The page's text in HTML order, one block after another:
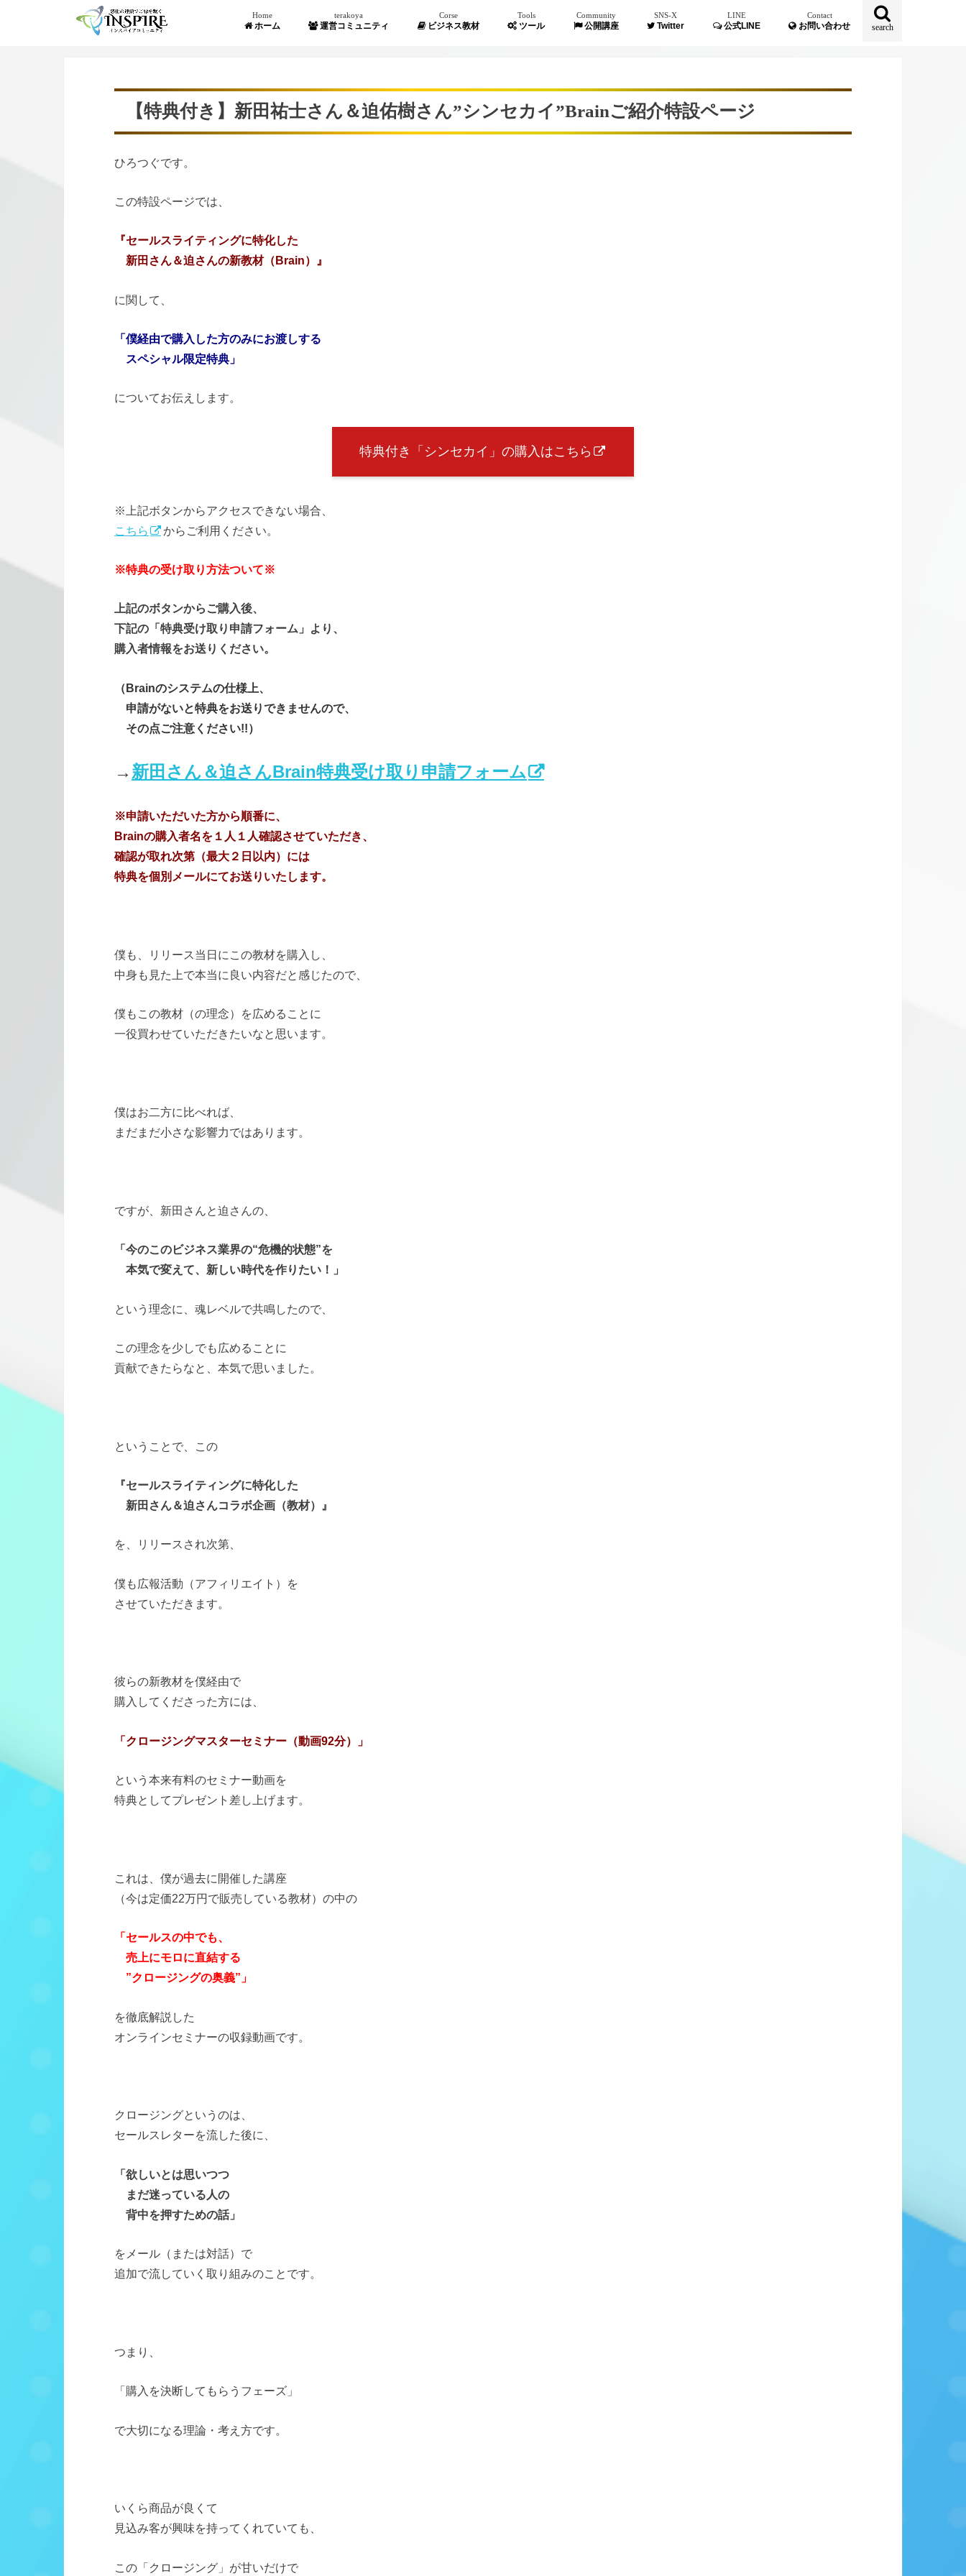
search
Home
ホーム
terakoya
運営コミュニティ
Corse
ビジネス教材
Tools
ツール
Community
公開講座
SNS-X
Twitter
LINE
公式LINE
Contact
お問い合わせ
【特典付き】新田祐士さん＆迫佑樹さん”シンセカイ”Brainご紹介特設ページ
ひろつぐです。
この特設ページでは、
『セールスライティングに特化した
新田さん＆迫さんの新教材（Brain）』
に関して、
「僕経由で購入した方のみにお渡しする
スペシャル限定特典」
についてお伝えします。
特典付き「シンセカイ」の購入はこちら
※上記ボタンからアクセスできない場合、
こちら
からご利用ください。
※特典の受け取り方法ついて※
上記のボタンからご購入後、
下記の「特典受け取り申請フォーム」より、
購入者情報をお送りください。
（Brainのシステムの仕様上、
申請がないと特典をお送りできませんので、
その点ご注意ください!!）
→ 新田さん＆迫さんBrain特典受け取り申請フォーム
※申請いただいた方から順番に、
Brainの購入者名を１人１人確認させていただき、
確認が取れ次第（最大２日以内）には
特典を個別メールにてお送りいたします。
僕も、リリース当日にこの教材を購入し、
中身も見た上で本当に良い内容だと感じたので、
僕もこの教材（の理念）を広めることに
一役買わせていただきたいなと思います。
僕はお二方に比べれば、
まだまだ小さな影響力ではあります。
ですが、新田さんと迫さんの、
「今のこのビジネス業界の“危機的状態”を
本気で変えて、新しい時代を作りたい！」
という理念に、魂レベルで共鳴したので、
この理念を少しでも広めることに
貢献できたらなと、本気で思いました。
ということで、この
『セールスライティングに特化した
新田さん＆迫さんコラボ企画（教材）』
を、リリースされ次第、
僕も広報活動（アフィリエイト）を
させていただきます。
彼らの新教材を僕経由で
購入してくださった方には、
「クロージングマスターセミナー（動画92分）」
という本来有料のセミナー動画を
特典としてプレゼント差し上げます。
これは、僕が過去に開催した講座
（今は定価22万円で販売している教材）の中の
「セールスの中でも、
売上にモロに直結する
”クロージングの奥義”」
を徹底解説した
オンラインセミナーの収録動画です。
クロージングというのは、
セールスレターを流した後に、
「欲しいとは思いつつ
まだ迷っている人の
背中を押すための話」
をメール（または対話）で
追加で流していく取り組みのことです。
つまり、
「購入を決断してもらうフェーズ」
で大切になる理論・考え方です。
いくら商品が良くて
見込み客が興味を持ってくれていても、
この「クロージング」が甘いだけで